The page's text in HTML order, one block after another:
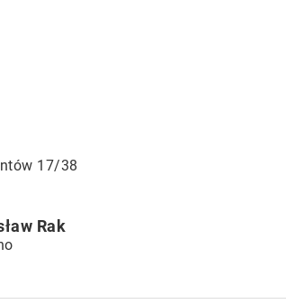
17/38
Rak